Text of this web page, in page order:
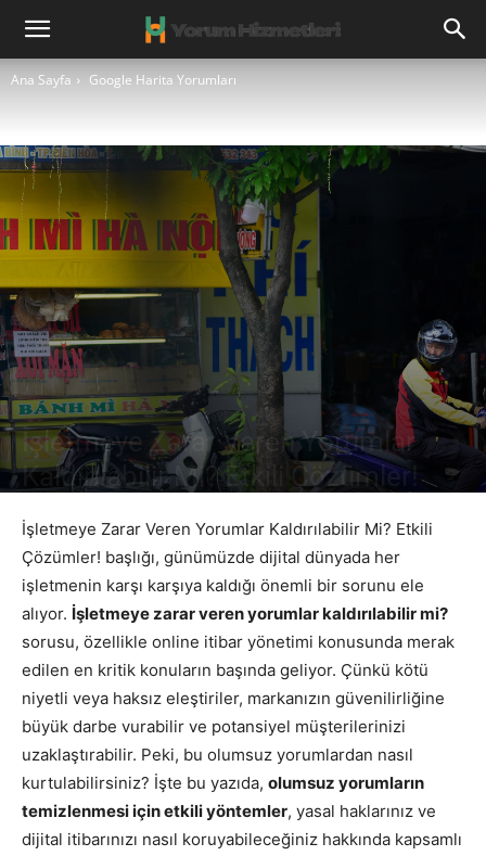
Ana Sayfa Google Harita Yorumları
İşletmeye Zarar Veren Yorumlar
Kaldırılabilir Mi? Etkili Çözümler!
İşletmeye Zarar Veren Yorumlar Kaldırılabilir Mi? Etkili
Çözümler! başlığı, günümüzde dijital dünyada her
işletmenin karşı karşıya kaldığı önemli bir sorunu ele
alıyor. İşletmeye zarar veren yorumlar kaldırılabilir mi?
sorusu, özellikle online itibar yönetimi konusunda merak
edilen en kritik konuların başında geliyor. Çünkü kötü
niyetli veya haksız eleştiriler, markanızın güvenilirliğine
büyük darbe vurabilir ve potansiyel müşterilerinizi
uzaklaştırabilir. Peki, bu olumsuz yorumlardan nasıl
kurtulabilirsiniz? İşte bu yazıda, olumsuz yorumların
temizlenmesi için etkili yöntemler, yasal haklarınız ve
dijital itibarınızı nasıl koruyabileceğiniz hakkında kapsamlı